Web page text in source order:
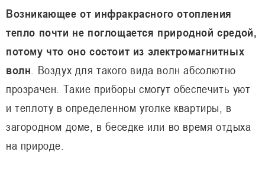
Возникающее от инфракрасного отопления
тепло почти не поглощается природной средой,
потому что оно состоит из электромагнитных
волн . Воздух для такого вида волн абсолютно
прозрачен. Такие приборы смогут обеспечить уют
и теплоту в определенном уголке квартиры, в
загородном доме, в беседке или во время отдыха
на природе.